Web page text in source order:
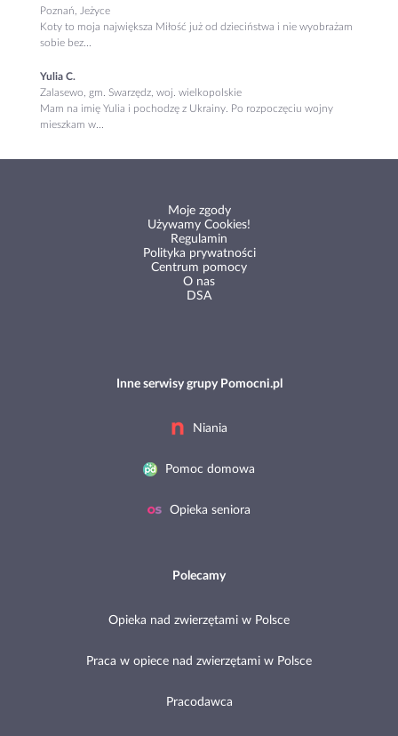
Poznań, Jeżyce
Koty to moja największa Miłość już od dzieciństwa i nie wyobrażam
sobie bez...
Yulia C.
Zalasewo, gm. Swarzędz, woj. wielkopolskie
Mam na imię Yulia i pochodzę z Ukrainy. Po rozpoczęciu wojny
mieszkam w...
Moje zgody
Używamy Cookies!
Regulamin
Polityka prywatności
Centrum pomocy
O nas
DSA
Inne serwisy grupy Pomocni.pl
Niania
Pomoc domowa
Opieka seniora
Polecamy
Opieka nad zwierzętami w Polsce
Praca w opiece nad zwierzętami w Polsce
Pracodawca